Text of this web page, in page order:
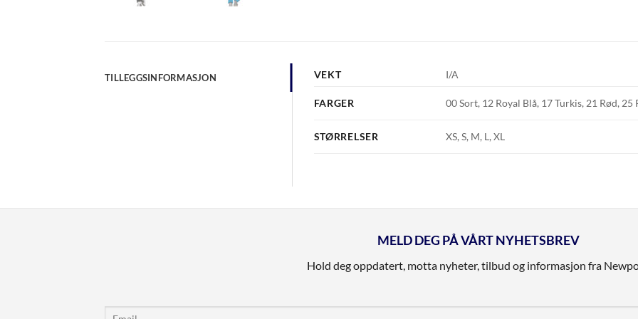
TILLEGGSINFORMASJON VEKT I/A
FARGER 00 Sort, 12 Royal Blå, 17 Turkis, 21 Rød, 25
STØRRELSER XS, S, M, L, XL
MELD DEG PÅ VÅRT NYHETSBREV
Hold deg oppdatert, motta nyheter, tilbud og informasjon fra